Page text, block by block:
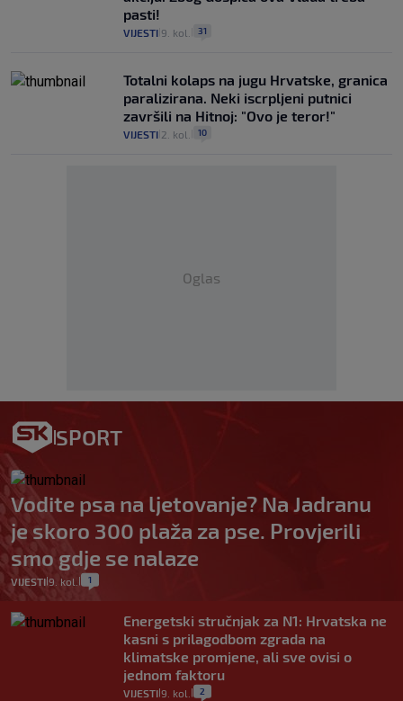
pasti!
VIJESTI 9. kol. 31
Totalni kolaps na jugu Hrvatske, granica
paralizirana. Neki iscrpljeni putnici
završili na Hitnoj: "Ovo je teror!"
VIJESTI 2. kol. 10
Oglas
SPORT
Vodite psa na ljetovanje? Na Jadranu
je skoro 300 plaža za pse. Provjerili
smo gdje se nalaze
VIJESTI 9. kol. 1
Energetski stručnjak za N1: Hrvatska ne
kasni s prilagodbom zgrada na
klimatske promjene, ali sve ovisi o
jednom faktoru
VIJESTI 9. kol. 2